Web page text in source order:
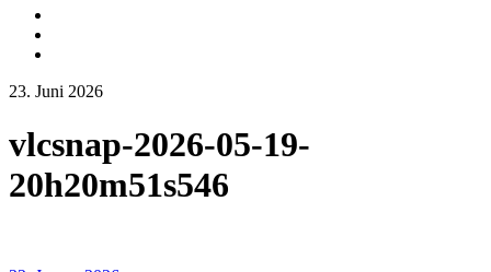
23. Juni 2026
vlcsnap-2026-05-19-
20h20m51s546